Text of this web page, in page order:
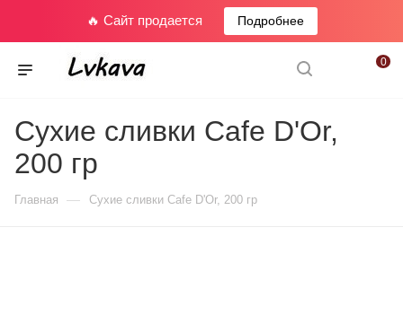
🔥 Сайт продается Подробнее
0
Сухие сливки Cafe D'Or,
200 гр
Главная — Сухие сливки Cafe D'Or, 200 гр